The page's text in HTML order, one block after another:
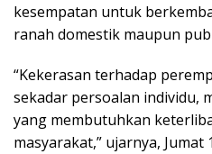
kesempatan untuk
ranah domestik maupun
“Kekerasan terhadap
sekadar persoalan individu,
yang membutuhkan
masyarakat,” ujarnya, Jumat